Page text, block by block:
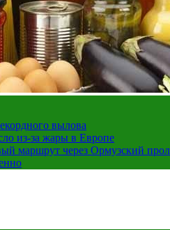
вылова
из-за жары в Европе
маршрут через Ормузский